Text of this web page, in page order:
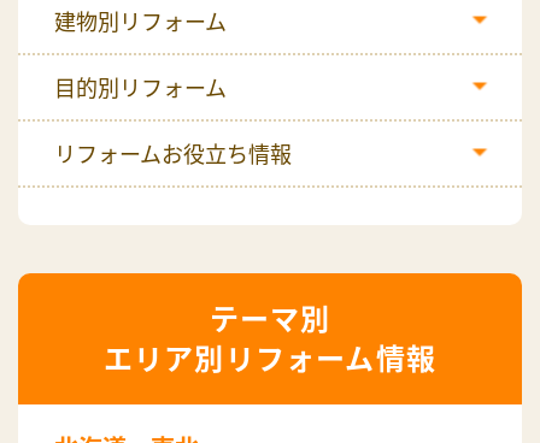
建物別リフォーム
目的別リフォーム
リフォームお役立ち情報
エリア別リフォーム情報